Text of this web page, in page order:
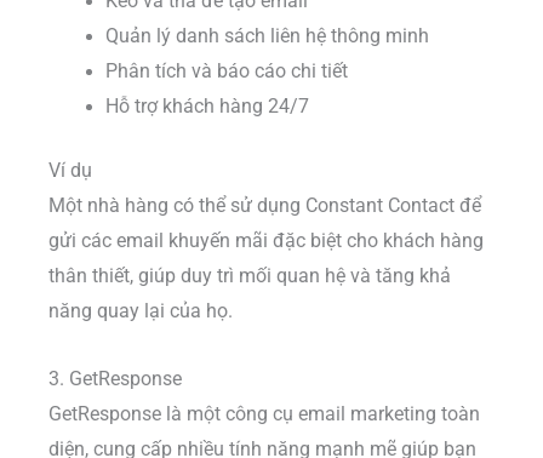
Quản lý danh sách liên hệ thông minh
Phân tích và báo cáo chi tiết
Hỗ trợ khách hàng 24/7
Ví dụ
Một nhà hàng có thể sử dụng Constant Contact để
gửi các email khuyến mãi đặc biệt cho khách hàng
thân thiết, giúp duy trì mối quan hệ và tăng khả
năng quay lại của họ.
3. GetResponse
GetResponse là một công cụ email marketing toàn
diện, cung cấp nhiều tính năng mạnh mẽ giúp bạn